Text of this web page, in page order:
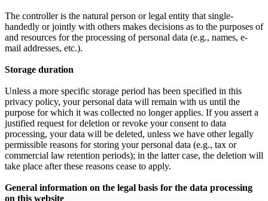
The controller is the natural person or legal entity that single-
handedly or jointly with others makes decisions as to the purposes of
and resources for the processing of personal data (e.g., names, e-
mail addresses, etc.).
Storage duration
Unless a more specific storage period has been specified in this
privacy policy, your personal data will remain with us until the
purpose for which it was collected no longer applies. If you assert a
justified request for deletion or revoke your consent to data
processing, your data will be deleted, unless we have other legally
permissible reasons for storing your personal data (e.g., tax or
commercial law retention periods); in the latter case, the deletion will
take place after these reasons cease to apply.
General information on the legal basis for the data processing
on this website